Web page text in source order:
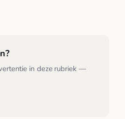
in deze rubriek —